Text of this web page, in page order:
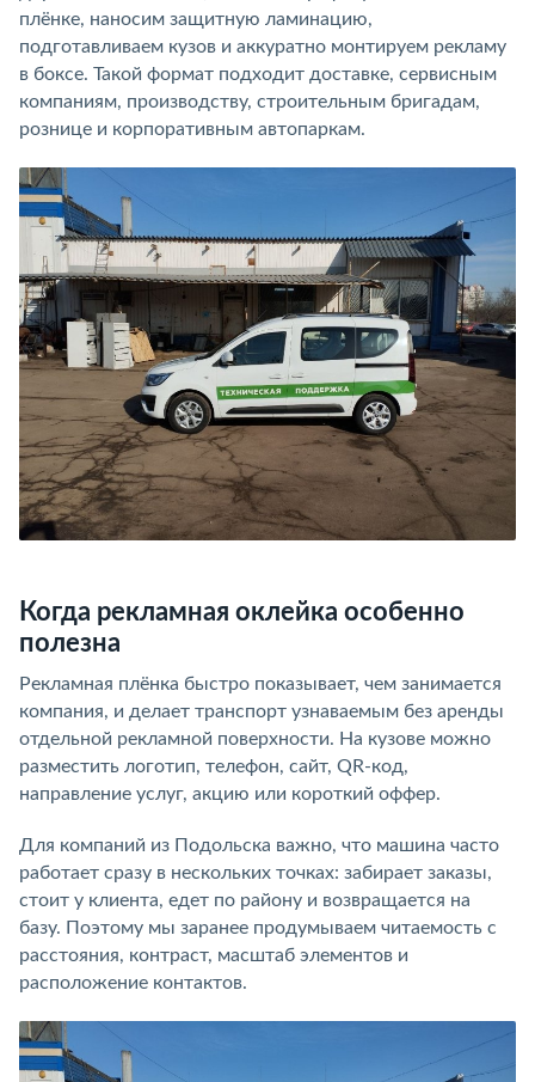
плёнке, наносим защитную ламинацию,
подготавливаем кузов и аккуратно монтируем рекламу
в боксе. Такой формат подходит доставке, сервисным
компаниям, производству, строительным бригадам,
рознице и корпоративным автопаркам.
Когда рекламная оклейка особенно
полезна
Рекламная плёнка быстро показывает, чем занимается
компания, и делает транспорт узнаваемым без аренды
отдельной рекламной поверхности. На кузове можно
разместить логотип, телефон, сайт, QR-код,
направление услуг, акцию или короткий оффер.
Для компаний из Подольска важно, что машина часто
работает сразу в нескольких точках: забирает заказы,
стоит у клиента, едет по району и возвращается на
базу. Поэтому мы заранее продумываем читаемость с
расстояния, контраст, масштаб элементов и
расположение контактов.